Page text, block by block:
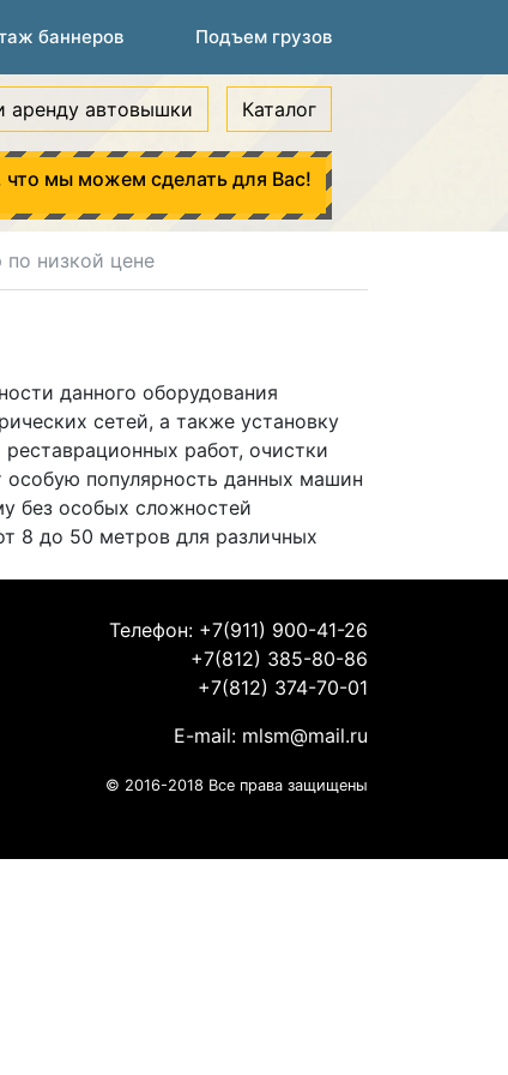
баннеров Подъем грузов
аренду автовышки Каталог
что мы можем сделать для Вас!
низкой цене
данного оборудования
сетей, а также установку
работ, очистки
популярность данных машин
без особых сложностей
8 до 50 метров для различных
Телефон: +7(911) 900-41-26
+7(812) 385-80-86
+7(812) 374-70-01
E-mail: mlsm@mail.ru
© 2016-2018 Все права защищены